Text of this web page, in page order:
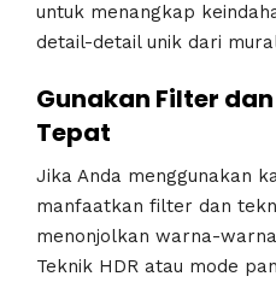
untuk menangkap
detail-detail unik dari
Gunakan Filter
Tepat
Jika Anda menggunakan
manfaatkan filter dan
menonjolkan warna-
Teknik HDR atau mode